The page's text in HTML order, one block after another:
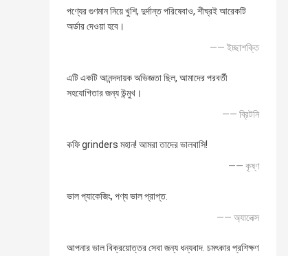
পণ্যের গুণমান নিয়ে খুশি, দুর্দান্ত পরিষেবাও, শীঘ্রই আরেকটি
অর্ডার দেওয়া হবে।
—— ইচ্ছাশক্তি
এটি একটি আনন্দদায়ক অভিজ্ঞতা ছিল, আমাদের পরবর্তী
সহযোগিতার জন্য উন্মুখ।
—— ব্রিটনি
কফি grinders মহান! আমরা তাদের ভালবাসি!
—— কৃষ্ণ
ভাল প্যাকেজিং, পণ্য ভাল প্রাপ্ত.
—— অ্যালেক্স
আপনার ভাল বিক্রয়োত্তর সেবা জন্য ধন্যবাদ. চমৎকার প্রশিক্ষণ